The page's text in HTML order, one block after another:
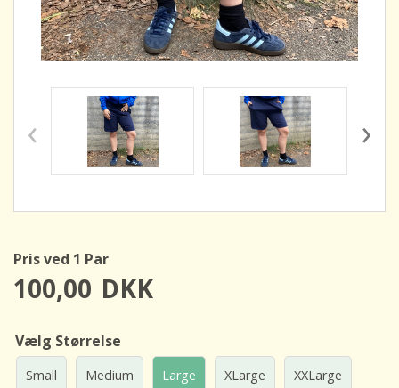
‹ ›
Pris ved 1 Par
100,00 DKK
Vælg Størrelse
Small Medium Large XLarge XXLarge